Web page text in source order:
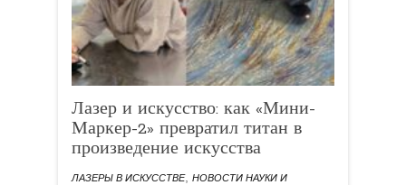
Лазер и искусство: как «Мини-
Маркер-2» превратил титан в
произведение искусства
ЛАЗЕРЫ В ИСКУССТВЕ, НОВОСТИ НАУКИ И